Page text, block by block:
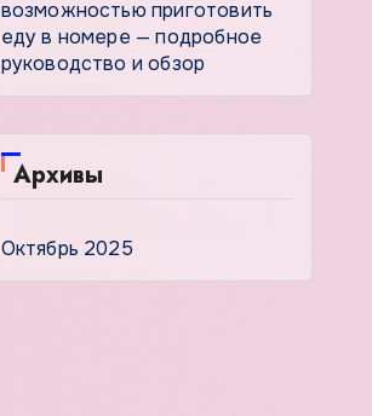
возможностью приготовить
еду в номере — подробное
руководство и обзор
Архивы
Октябрь 2025